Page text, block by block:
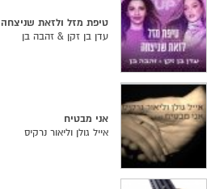
טיפת מזל ולזאת שניצחה
עדן בן זקן & זהבה בן
אני מבטיח
אייל גולן וליאור נרקיס